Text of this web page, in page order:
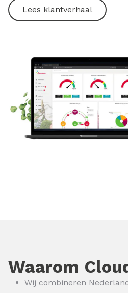
Lees klantverhaal
Waarom
Wij combineren